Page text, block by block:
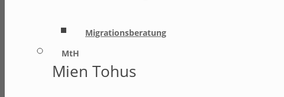
Migrationsberatung
MtH
Mien Tohus